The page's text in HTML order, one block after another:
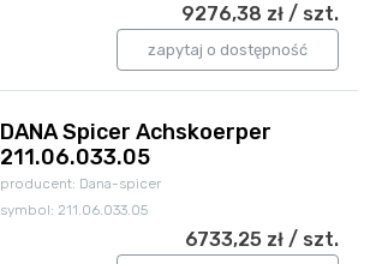
9276,38 zł / szt.
zapytaj o dostępność
DANA Spicer Achskoerper
211.06.033.05
producent: Dana-spicer
symbol: 211.06.033.05
6733,25 zł / szt.